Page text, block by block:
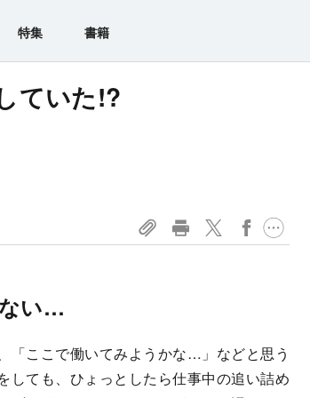
特集 書籍
ていた!?
ない…
「ここで働いてみようかな…」などと思う
しても、ひょっとしたら仕事中の追い詰め